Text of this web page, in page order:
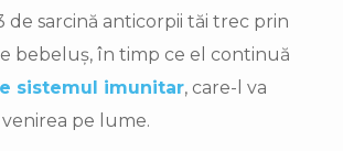
de sarcină anticorpii tăi trec prin
bebeluș, în timp ce el continuă
sistemul imunitar, care-l va
pe lume.